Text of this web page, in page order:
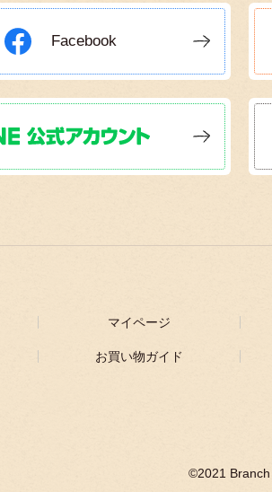
Facebook
マイページ
お買い物ガイド
©2021 Branch